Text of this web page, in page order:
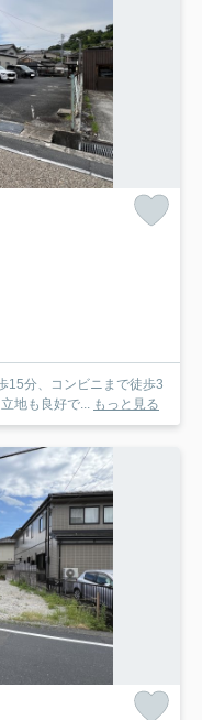
15分、コンビニまで徒歩3
地も良好で... もっと見る